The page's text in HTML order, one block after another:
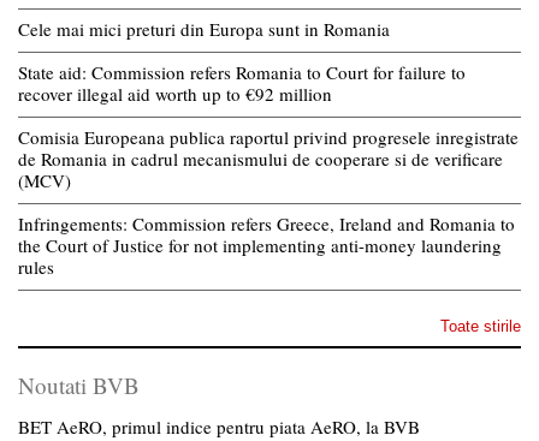
Cele mai mici preturi din Europa sunt in Romania
State aid: Commission refers Romania to Court for failure to
recover illegal aid worth up to €92 million
Comisia Europeana publica raportul privind progresele inregistrate
de Romania in cadrul mecanismului de cooperare si de verificare
(MCV)
Infringements: Commission refers Greece, Ireland and Romania to
the Court of Justice for not implementing anti-money laundering
rules
Toate stirile
Noutati BVB
BET AeRO, primul indice pentru piata AeRO, la BVB